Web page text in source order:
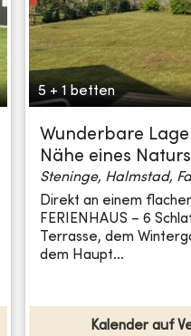
5 + 1 betten
Wunderbare
Nähe eines
Steninge, Halmstad,
Direkt an einem
FERIENHAUS – 6
Terrasse, dem
dem Haupt...
Kalender auf